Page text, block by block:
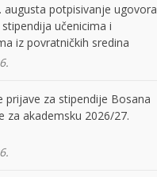
augusta potpisivanje ugovora
učenicima i
iz povratničkih sredina
prijave za stipendije Bosana
za akademsku 2026/27.